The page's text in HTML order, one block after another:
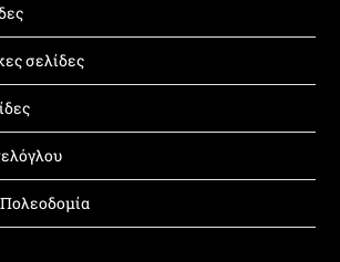
σελίδες